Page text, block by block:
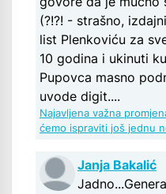
(?!?! - strašno,
list Plenkoviću za
10 godina i ukinuti
Pupovca masno
uvode digit....
Najavljena važna
ćemo ispraviti još jednu
Janja Bakalić